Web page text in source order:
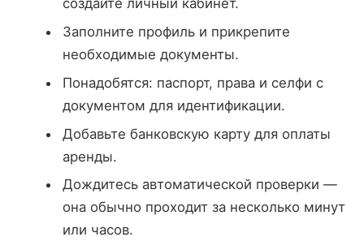
создайте личный кабинет.
Заполните профиль и прикрепите
необходимые документы.
Понадобятся: паспорт, права и селфи с
документом для идентификации.
Добавьте банковскую карту для оплаты
аренды.
Дождитесь автоматической проверки —
она обычно проходит за несколько минут
или часов.